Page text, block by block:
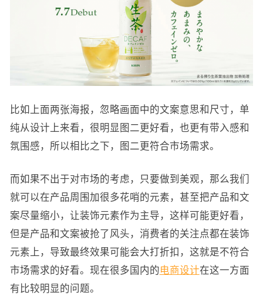
比如上面两张海报，忽略画面中的文案意思和尺寸，单
纯从设计上来看，很明显图二更好看，也更有带入感和
氛围感，所以相比之下，图二更符合市场需求。
而如果不出于对市场的考虑，只要做到美观，那么我们
就可以在产品周围加很多花哨的元素，甚至把产品和文
案尽量缩小，让装饰元素作为主导，这样可能更好看，
但是产品和文案被抢了风头，消费者的关注点都在装饰
元素上，导致最终效果可能会大打折扣，这就是不符合
市场需求的好看。现在很多国内的电商设计在这一方面
有比较明显的问题。